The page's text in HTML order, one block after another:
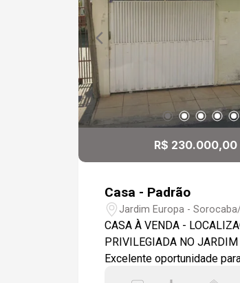
R$ 230.000,00
Casa - Padrão
Jardim Europa -
CASA À VENDA -
PRIVILEGIADA NO JARDIM
Excelente oportunidade